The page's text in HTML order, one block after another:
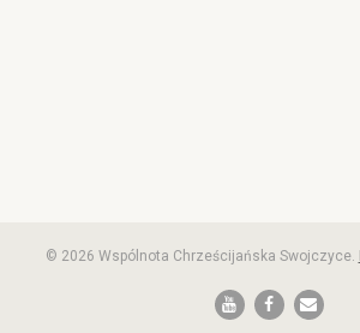
© 2026 Wspólnota Chrześcijańska Swojczyce.